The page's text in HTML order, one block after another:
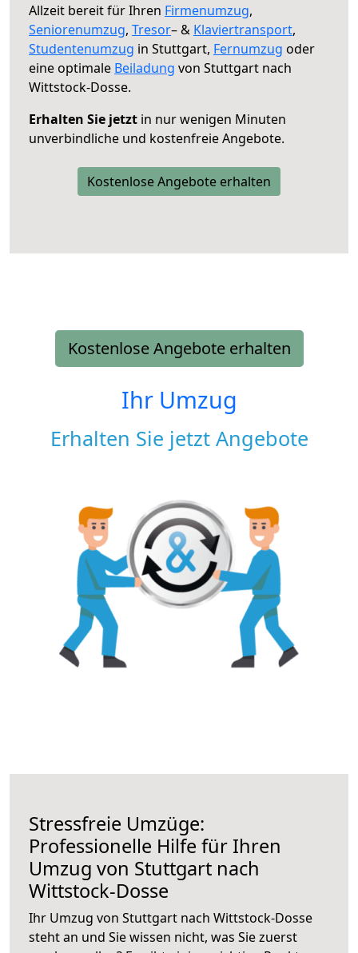
Allzeit bereit für Ihren Firmenumzug,
Seniorenumzug, Tresor– & Klaviertransport,
Studentenumzug in Stuttgart, Fernumzug oder
eine optimale Beiladung von Stuttgart nach
Wittstock-Dosse.
Erhalten Sie jetzt in nur wenigen Minuten
unverbindliche und kostenfreie Angebote.
Kostenlose Angebote erhalten
Kostenlose Angebote erhalten
Ihr Umzug
Erhalten Sie jetzt Angebote
Stressfreie Umzüge:
Professionelle Hilfe für Ihren
Umzug von Stuttgart nach
Wittstock-Dosse
Ihr Umzug von Stuttgart nach Wittstock-Dosse
steht an und Sie wissen nicht, was Sie zuerst